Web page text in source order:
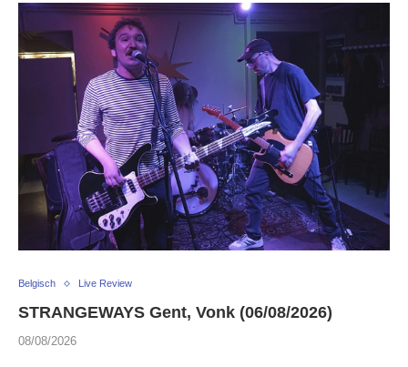
Belgisch Live Review
STRANGEWAYS Gent, Vonk (06/08/2026)
08/08/2026